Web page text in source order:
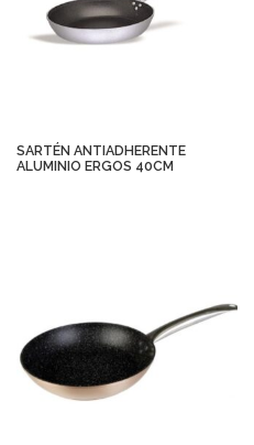
SARTÉN ANTIADHERENTE
ALUMINIO ERGOS 40CM